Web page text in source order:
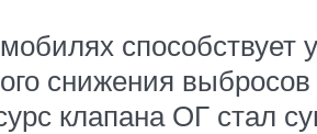
способствует
снижения
клапана ОГ стал